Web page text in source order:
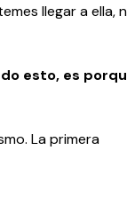
llegar a ella,
esto, es
La primera